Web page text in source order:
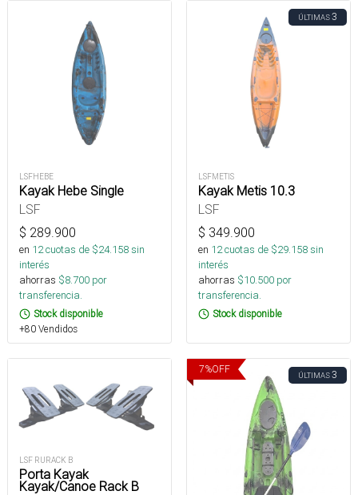
LSFHEBE
Kayak Hebe Single
LSF
$ 289.900
en 12cuotas de $24.158sin
interés
ahorras $8.700 por
transferencia.
Stock disponible
+80 Vendidos
ÚLTIMAS3
LSFMETIS
Kayak Metis 10.3
LSF
$ 349.900
en 12cuotas de $29.158sin
interés
ahorras $10.500 por
transferencia.
Stock disponible
LSF RURACK B
Porta Kayak
Kayak/Canoe Rack B
7%OFF
ÚLTIMAS3